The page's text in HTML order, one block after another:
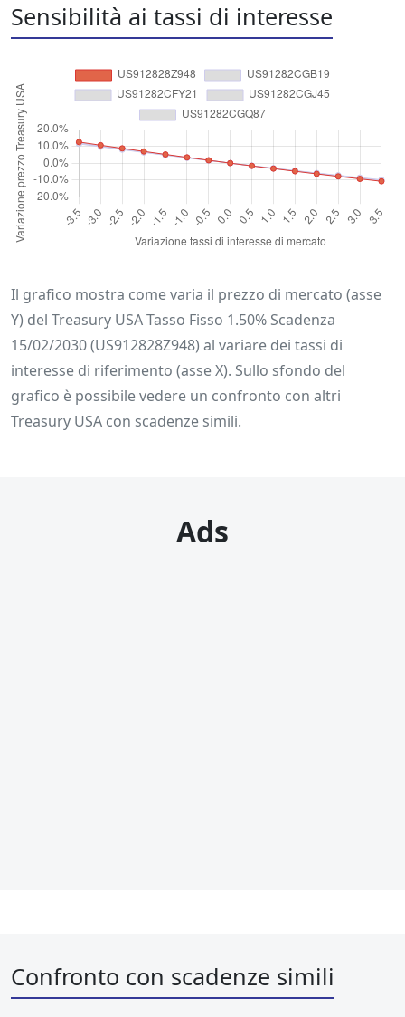
Sensibilità ai tassi di interesse
Il grafico mostra come varia il prezzo di mercato (asse
Y) del Treasury USA Tasso Fisso 1.50% Scadenza
15/02/2030 (US912828Z948) al variare dei tassi di
interesse di riferimento (asse X). Sullo sfondo del
grafico è possibile vedere un confronto con altri
Treasury USA con scadenze simili.
Ads
Confronto con scadenze simili